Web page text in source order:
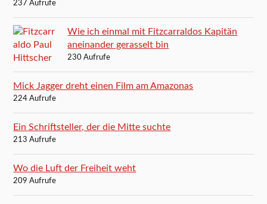
237 Aufrufe
Wie ich einmal mit Fitzcarraldos Kapitän
aneinander gerasselt bin
230 Aufrufe
Mick Jagger dreht einen Film am Amazonas
224 Aufrufe
Ein Schriftsteller, der die Mitte suchte
213 Aufrufe
Wo die Luft der Freiheit weht
209 Aufrufe